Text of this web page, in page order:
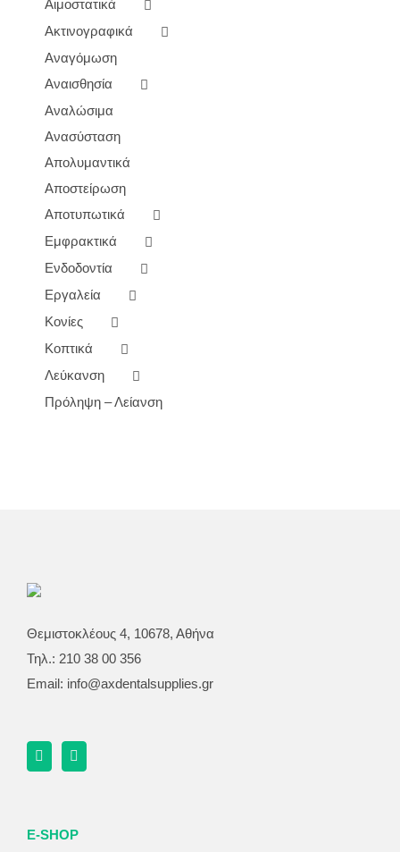
Αιμοστατικά
Ακτινογραφικά
Αναγόμωση
Αναισθησία
Αναλώσιμα
Ανασύσταση
Απολυμαντικά
Αποστείρωση
Αποτυπωτικά
Εμφρακτικά
Ενδοδοντία
Εργαλεία
Κονίες
Κοπτικά
Λεύκανση
Πρόληψη – Λείανση
Θεμιστοκλέους 4, 10678, Αθήνα
Τηλ.: 210 38 00 356
Email: info@axdentalsupplies.gr
E-SHOP